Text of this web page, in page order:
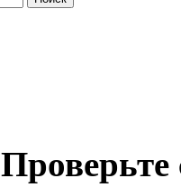
Проверьте